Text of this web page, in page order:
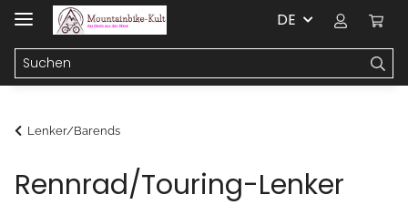
DE
Lenker/Barends
Rennrad/Touring-Lenker